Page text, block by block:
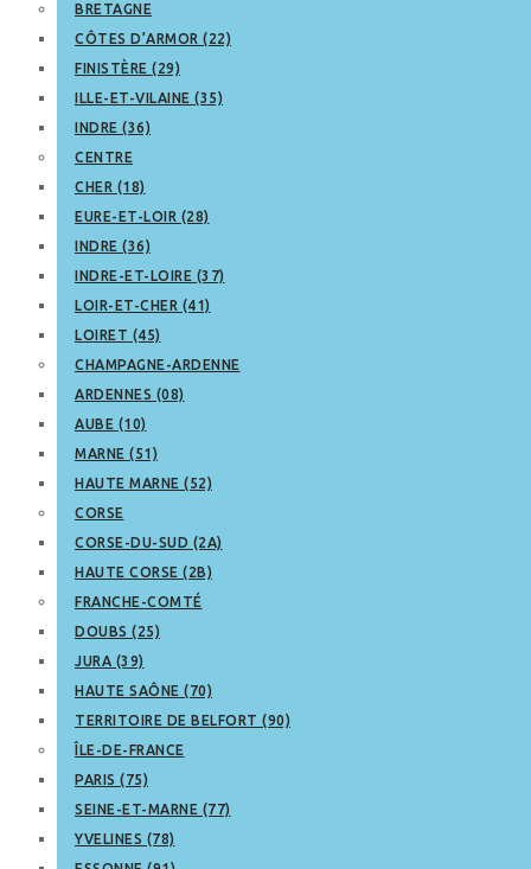
BRETAGNE
CÔTES D’ARMOR (22)
FINISTÈRE (29)
ILLE-ET-VILAINE (35)
INDRE (36)
CENTRE
CHER (18)
EURE-ET-LOIR (28)
INDRE (36)
INDRE-ET-LOIRE (37)
LOIR-ET-CHER (41)
LOIRET (45)
CHAMPAGNE-ARDENNE
ARDENNES (08)
AUBE (10)
MARNE (51)
HAUTE MARNE (52)
CORSE
CORSE-DU-SUD (2A)
HAUTE CORSE (2B)
FRANCHE-COMTÉ
DOUBS (25)
JURA (39)
HAUTE SAÔNE (70)
TERRITOIRE DE BELFORT (90)
ÎLE-DE-FRANCE
PARIS (75)
SEINE-ET-MARNE (77)
YVELINES (78)